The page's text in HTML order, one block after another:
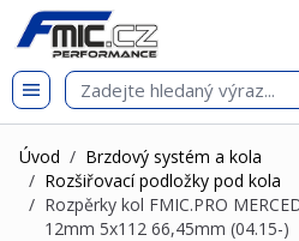
Přejít na obsah
git s
Úvod / Brzdový systém a kola
/ Rozšiřovací podložky pod kola
/ Rozpěrky kol FMIC.PRO
12mm 5x112 66,45mm (04.15-)